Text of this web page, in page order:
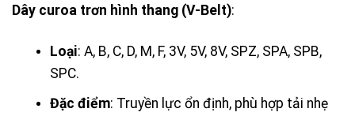
Dây curoa trơn hình thang (V-Belt):
Loại: A, B, C, D, M, F, 3V, 5V, 8V, SPZ, SPA, SPB,
SPC.
Đặc điểm: Truyền lực ổn định, phù hợp tải nhẹ